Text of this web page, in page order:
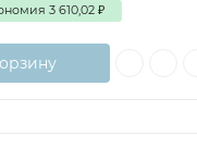
3 610,02 ₽